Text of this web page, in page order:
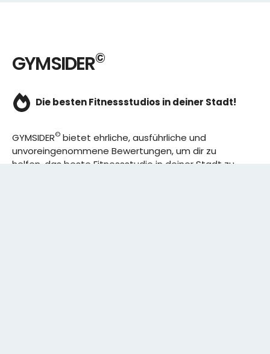
GYMSIDER©
Die besten Fitnessstudios in deiner Stadt!
GYMSIDER© bietet ehrliche, ausführliche und
unvoreingenommene Bewertungen, um dir zu
helfen, das beste Fitnessstudio in deiner Stadt zu